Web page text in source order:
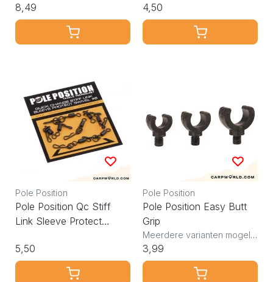
8,49 4,50
Pole Position
Pole Position Qc Stiff
Link Sleeve Protect
5,50
Pole Position
Pole Position Easy Butt
Grip
Meerdere varianten mogelijk
3,99